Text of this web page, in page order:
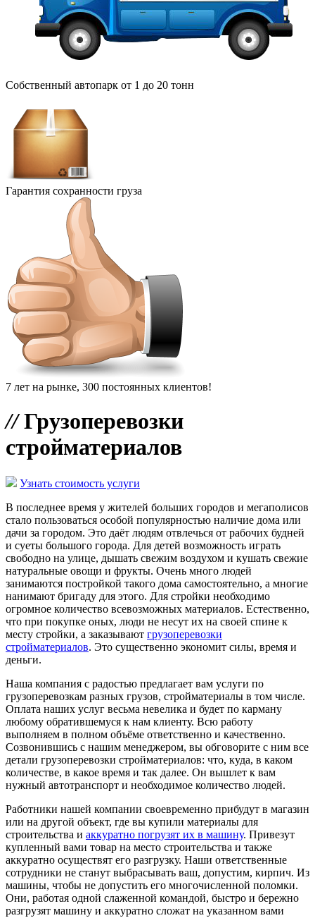
Собственный автопарк от 1 до 20 тонн
Гарантия сохранности груза
7 лет на рынке, 300 постоянных клиентов!
//Грузоперевозки
стройматериалов
Узнать стоимость услуги
В последнее время у жителей больших городов и мегаполисов
стало пользоваться особой популярностью наличие дома или
дачи за городом. Это даёт людям отвлечься от рабочих будней
и суеты большого города. Для детей возможность играть
свободно на улице, дышать свежим воздухом и кушать свежие
натуральные овощи и фрукты. Очень много людей
занимаются постройкой такого дома самостоятельно, а многие
нанимают бригаду для этого. Для стройки необходимо
огромное количество всевозможных материалов. Естественно,
что при покупке оных, люди не несут их на своей спине к
месту стройки, а заказывают грузоперевозки
стройматериалов. Это существенно экономит силы, время и
деньги.
Наша компания с радостью предлагает вам услуги по
грузоперевозкам разных грузов, стройматериалы в том числе.
Оплата наших услуг весьма невелика и будет по карману
любому обратившемуся к нам клиенту. Всю работу
выполняем в полном объёме ответственно и качественно.
Созвонившись с нашим менеджером, вы обговорите с ним все
детали грузоперевозки стройматериалов: что, куда, в каком
количестве, в какое время и так далее. Он вышлет к вам
нужный автотранспорт и необходимое количество людей.
Работники нашей компании своевременно прибудут в магазин
или на другой объект, где вы купили материалы для
строительства и аккуратно погрузят их в машину. Привезут
купленный вами товар на место строительства и также
аккуратно осуществят его разгрузку. Наши ответственные
сотрудники не станут выбрасывать ваш, допустим, кирпич. Из
машины, чтобы не допустить его многочисленной поломки.
Они, работая одной слаженной командой, быстро и бережно
разгрузят машину и аккуратно сложат на указанном вами